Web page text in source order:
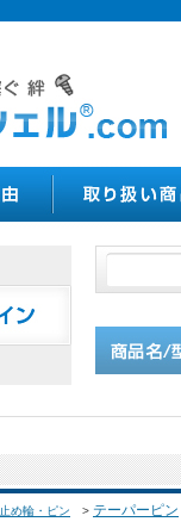
止め輪・ピン > テーパーピン